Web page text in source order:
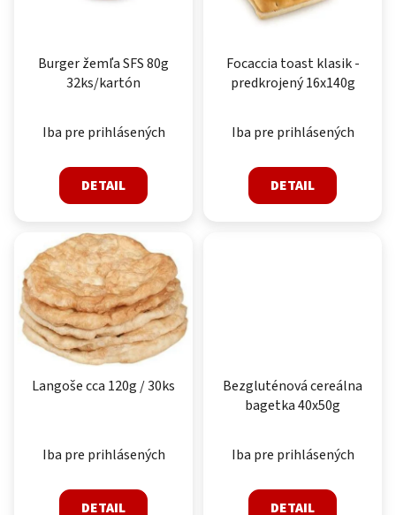
Burger žemľa SFS 80g
32ks/kartón
Iba pre prihlásených
DETAIL
Focaccia toast klasik -
predkrojený 16x140g
Iba pre prihlásených
DETAIL
Langoše cca 120g / 30ks
Iba pre prihlásených
DETAIL
Bezgluténová cereálna
bagetka 40x50g
Iba pre prihlásených
DETAIL